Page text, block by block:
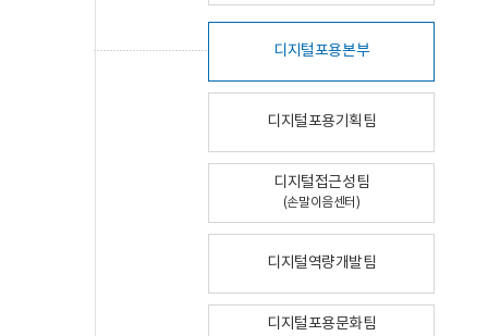
디지털포용본부
디지털포용기획팀
디지털접근성팀
(손말이음센터)
디지털역량개발팀
디지털포용문화팀